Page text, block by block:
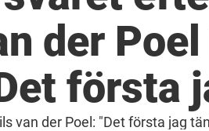
der
första
van der Poel: "Det första jag